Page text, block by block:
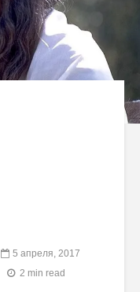
5 апреля, 2017
2 min read